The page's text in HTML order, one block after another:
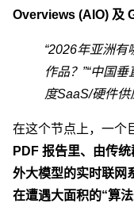
Overviews (AIO) 及
“2026年亚洲有
作品？”“中国垂
度SaaS/硬件供
在这个节点上，一个
PDF 报告里、由传
外大模型的实时联网
在遭遇大面积的“算法